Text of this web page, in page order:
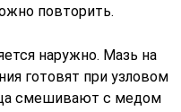
повторить.
наружно. Мазь на
готовят при узловом
смешивают с медом